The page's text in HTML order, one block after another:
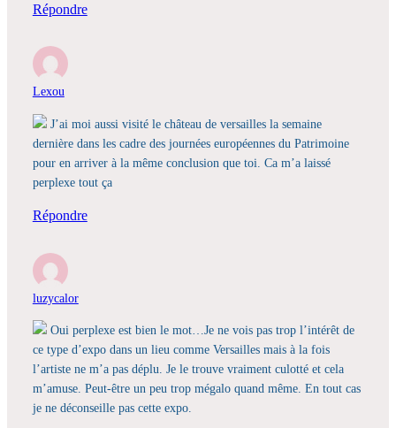
Répondre
Lexou
J’ai moi aussi visité le château de versailles la semaine
dernière dans les cadre des journées européennes du Patrimoine
pour en arriver à la même conclusion que toi. Ca m’a laissé
perplexe tout ça
Répondre
luzycalor
Oui perplexe est bien le mot…Je ne vois pas trop l’intérêt de
ce type d’expo dans un lieu comme Versailles mais à la fois
l’artiste ne m’a pas déplu. Je le trouve vraiment culotté et cela
m’amuse. Peut-être un peu trop mégalo quand même. En tout cas
je ne déconseille pas cette expo.